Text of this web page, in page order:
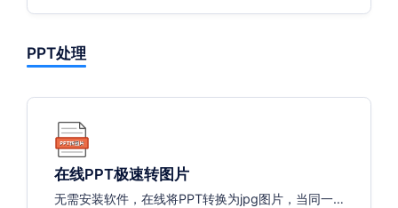
PPT处理
在线PPT极速转图片
无需安装软件，在线将PPT转换为jpg图片，当同一